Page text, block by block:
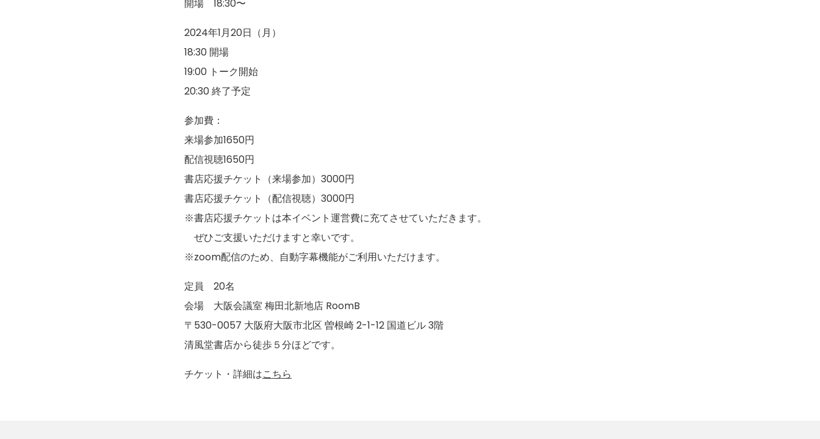
開場 18:30〜
2024年1月20日（月）
18:30 開場
19:00 トーク開始
20:30 終了予定
参加費：
来場参加1650円
配信視聴1650円
書店応援チケット（来場参加）3000円
書店応援チケット（配信視聴）3000円
※書店応援チケットは本イベント運営費に充てさせていただきます。
ぜひご支援いただけますと幸いです。
※zoom配信のため、自動字幕機能がご利用いただけます。
定員 20名
会場 大阪会議室 梅田北新地店 RoomB
〒530-0057 大阪府大阪市北区 曽根崎 2-1-12 国道ビル 3階
清風堂書店から徒歩５分ほどです。
チケット・詳細はこちら